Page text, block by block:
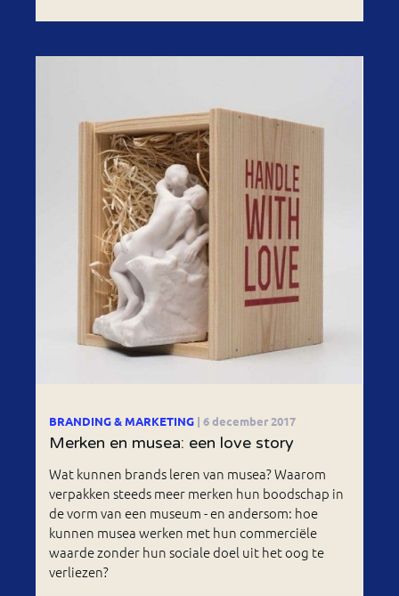
BRANDING & MARKETING | 6 december 2017
Merken en musea: een love story
Wat kunnen brands leren van musea? Waarom
verpakken steeds meer merken hun boodschap in
de vorm van een museum - en andersom: hoe
kunnen musea werken met hun commerciële
waarde zonder hun sociale doel uit het oog te
verliezen?